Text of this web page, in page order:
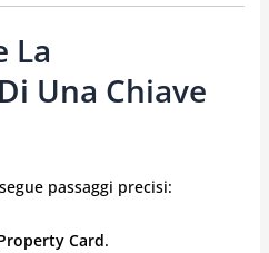
La
Una Chiave
passaggi precisi:
Card.